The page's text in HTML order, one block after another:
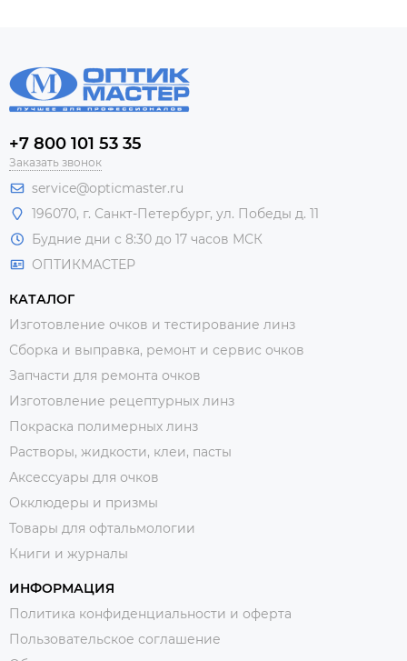
+7 800 101 53 35
Заказать звонок
service@opticmaster.ru
196070, г. Санкт-Петербург, ул. Победы д. 11
Будние дни с 8:30 до 17 часов МСК
ОПТИКМАСТЕР
КАТАЛОГ
Изготовление очков и тестирование линз
Сборка и выправка, ремонт и сервис очков
Запчасти для ремонта очков
Изготовление рецептурных линз
Покраска полимерных линз
Растворы, жидкости, клеи, пасты
Аксессуары для очков
Окклюдеры и призмы
Товары для офтальмологии
Книги и журналы
ИНФОРМАЦИЯ
Политика конфиденциальности и оферта
Пользовательское соглашение